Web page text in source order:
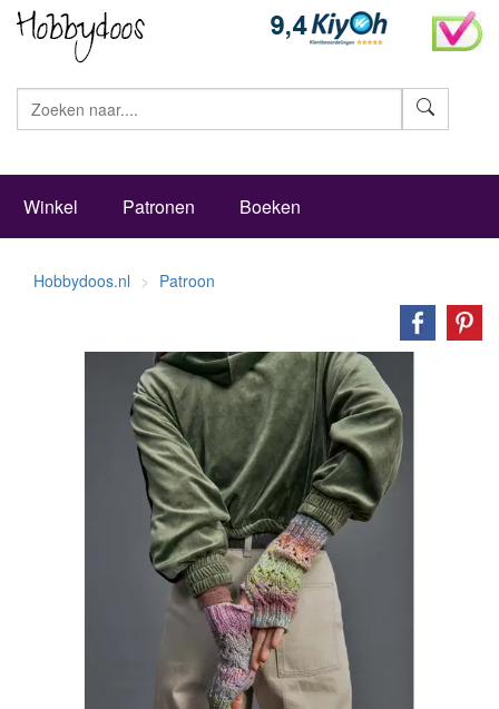
Winkel Patronen Boeken
Hobbydoos.nl Patroon